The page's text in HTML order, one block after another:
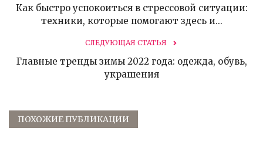
Как быстро успокоиться в стрессовой ситуации:
техники, которые помогают здесь и...
СЛЕДУЮЩАЯ СТАТЬЯ
Главные тренды зимы 2022 года: одежда, обувь,
украшения
ПОХОЖИЕ ПУБЛИКАЦИИ